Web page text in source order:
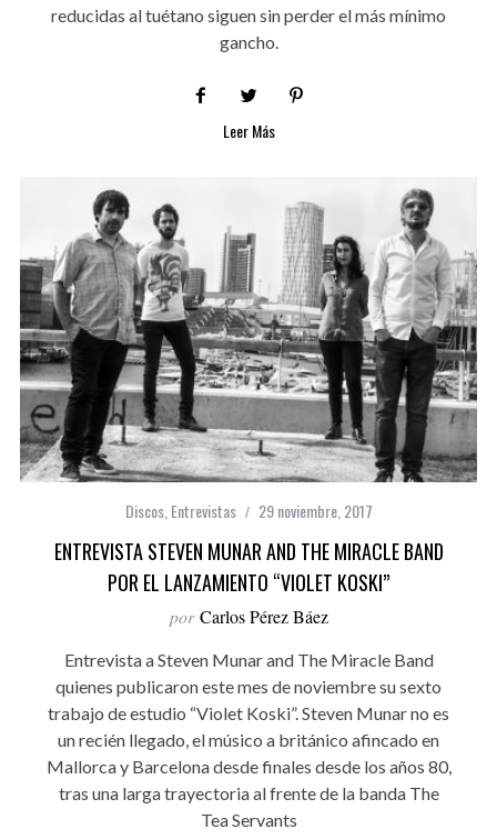
reducidas al tuétano siguen sin perder el más mínimo
gancho.
Leer Más
Discos, Entrevistas 29 noviembre, 2017
ENTREVISTA STEVEN MUNAR AND THE MIRACLE BAND
POR EL LANZAMIENTO “VIOLET KOSKI”
por Carlos Pérez Báez
Entrevista a Steven Munar and The Miracle Band
quienes publicaron este mes de noviembre su sexto
trabajo de estudio “Violet Koski”. Steven Munar no es
un recién llegado, el músico a británico afincado en
Mallorca y Barcelona desde finales desde los años 80,
tras una larga trayectoria al frente de la banda The
Tea Servants